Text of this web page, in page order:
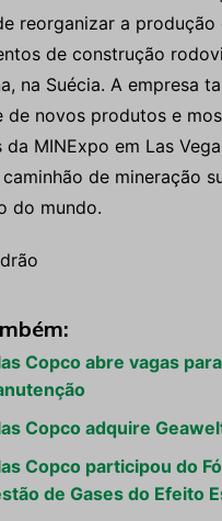
reorganizar a produção
de construção
na Suécia. A empresa
de novos produtos e
da MINExpo em Las
de mineração
do mundo.
Copco abre vagas
Copco adquire
Copco participou do
de Gases do Efeito